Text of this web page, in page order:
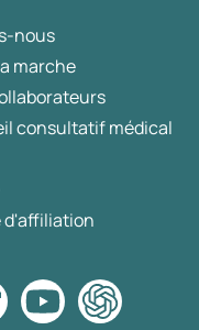
nous
marche
consultatif médical
d'affiliation